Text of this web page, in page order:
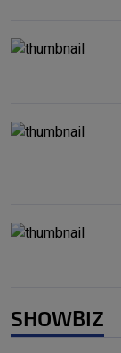
SHOWBIZ